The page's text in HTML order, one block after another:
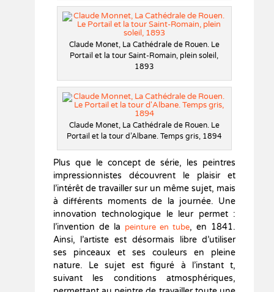
Claude Monet, La Cathédrale de Rouen. Le
Portail et la tour Saint-Romain, plein soleil,
1893
Claude Monet, La Cathédrale de Rouen. Le
Portail et la tour d’Albane. Temps gris, 1894
Plus que le concept de série, les peintres
impressionnistes découvrent le plaisir et
l’intérêt de travailler sur un même sujet, mais
à différents moments de la journée. Une
innovation technologique le leur permet :
l’invention de la peinture en tube, en 1841.
Ainsi, l’artiste est désormais libre d’utiliser
ses pinceaux et ses couleurs en pleine
nature. Le sujet est figuré à l’instant t,
suivant les conditions atmosphériques,